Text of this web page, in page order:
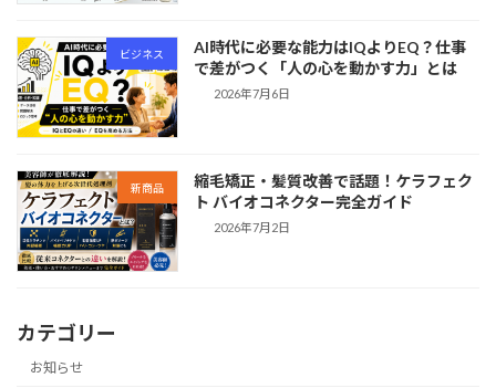
ビジネス
AI時代に必要な能力はIQよりEQ？仕事
で差がつく「人の心を動かす力」とは
2026年7月6日
新商品
縮毛矯正・髪質改善で話題！ケラフェク
ト バイオコネクター完全ガイド
2026年7月2日
カテゴリー
お知らせ